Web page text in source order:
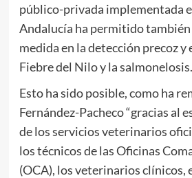
público-privada implementada
Andalucía ha permitido también
medida en la detección precoz y
Fiebre del Nilo y la salmonelosis.
Esto ha sido posible, como ha
Fernández-Pacheco “gracias al
de los servicios veterinarios
los técnicos de las Oficinas
(OCA), los veterinarios clínicos,